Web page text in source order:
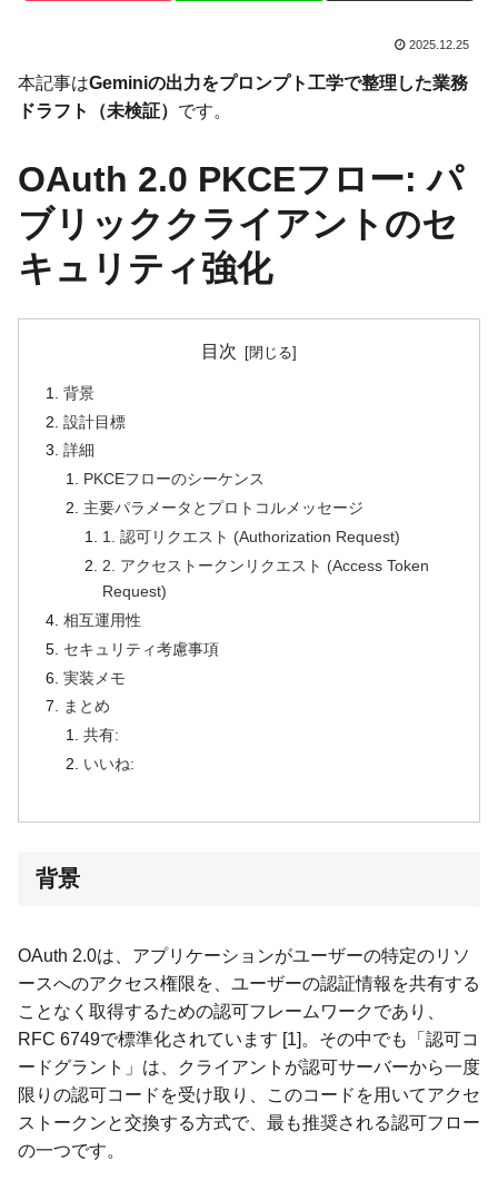
2025.12.25
本記事はGeminiの出力をプロンプト工学で整理した業務
ドラフト（未検証） です。
OAuth 2.0 PKCEフロー: パ
ブリッククライアントのセ
キュリティ強化
目次
背景
設計目標
詳細
PKCEフローのシーケンス
主要パラメータとプロトコルメッセージ
1. 認可リクエスト (Authorization Request)
2. アクセストークンリクエスト (Access Token
Request)
相互運用性
セキュリティ考慮事項
実装メモ
まとめ
共有:
いいね:
背景
OAuth 2.0は、アプリケーションがユーザーの特定のリソ
ースへのアクセス権限を、ユーザーの認証情報を共有する
ことなく取得するための認可フレームワークであり、
RFC 6749で標準化されています [1]。その中でも「認可コ
ードグラント」は、クライアントが認可サーバーから一度
限りの認可コードを受け取り、このコードを用いてアクセ
ストークンと交換する方式で、最も推奨される認可フロー
の一つです。